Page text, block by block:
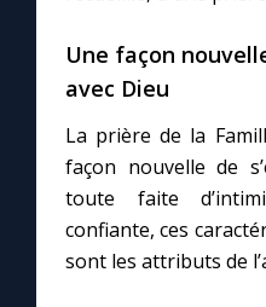
Une Minute avec Marie
Une neuvaine
Une façon
avec Dieu
La prière de la
façon nouvelle de
toute faite
confiante, ces
sont les attributs de